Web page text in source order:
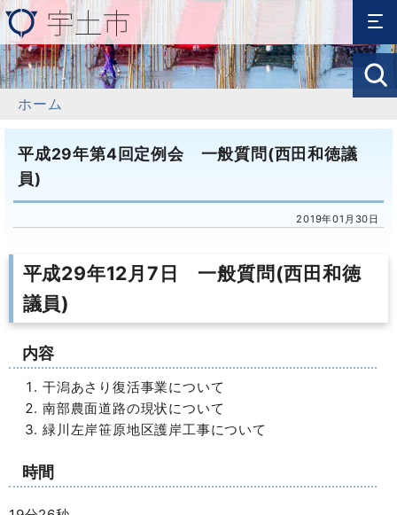
ホーム
平成29年第4回定例会 一般質問(西田和徳議
員)
2019年01月30日
平成29年12月7日 一般質問(西田和徳
議員)
内容
干潟あさり復活事業について
南部農面道路の現状について
緑川左岸笹原地区護岸工事について
時間